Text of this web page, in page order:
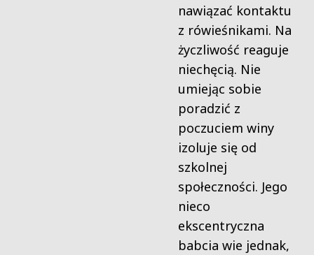
nawiązać kontaktu
z rówieśnikami. Na
życzliwość reaguje
niechęcią. Nie
umiejąc sobie
poradzić z
poczuciem winy
izoluje się od
szkolnej
społeczności. Jego
nieco
ekscentryczna
babcia wie jednak,